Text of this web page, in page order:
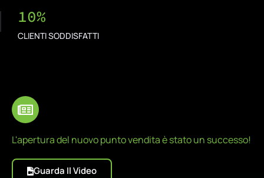
10%
CLIENTI SODDISFATTI
L'apertura del nuovo punto vendita è stato un successo!
Guarda Il Video